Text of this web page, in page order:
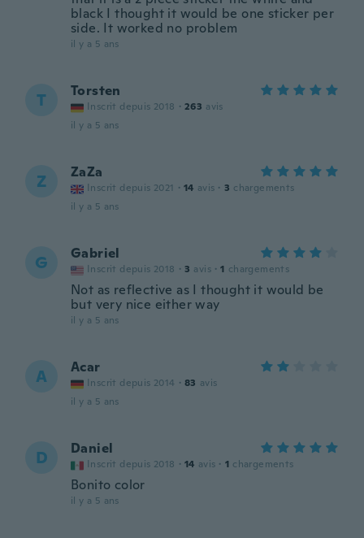
black I thought it would be one sticker per
side. It worked no problem
il y a 5 ans
T Torsten
Inscrit depuis 2018 · 263 avis
il y a 5 ans
Z ZaZa
Inscrit depuis 2021 · 14 avis · 3 chargements
il y a 5 ans
G Gabriel
Inscrit depuis 2018 · 3 avis · 1 chargements
Not as reflective as I thought it would be
but very nice either way
il y a 5 ans
A Acar
Inscrit depuis 2014 · 83 avis
il y a 5 ans
D Daniel
Inscrit depuis 2018 · 14 avis · 1 chargements
Bonito color
il y a 5 ans